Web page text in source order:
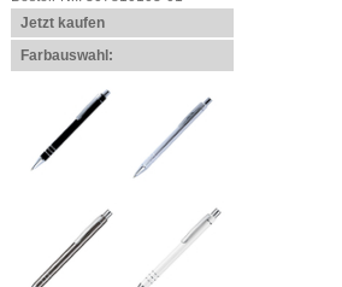
Jetzt kaufen
Farbauswahl: